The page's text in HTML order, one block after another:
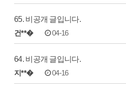
65. 비공개 글입니다.
건**� 04-16
64. 비공개 글입니다.
지**� 04-16